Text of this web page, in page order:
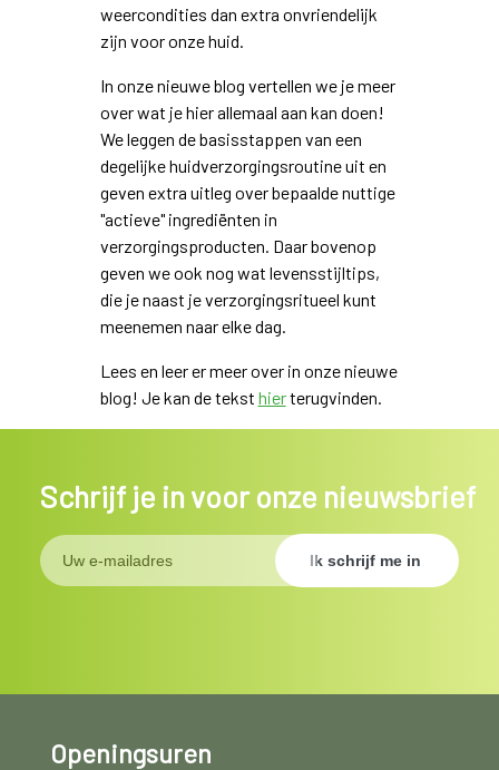
weercondities dan extra onvriendelijk
zijn voor onze huid.
In onze nieuwe blog vertellen we je meer
over wat je hier allemaal aan kan doen!
We leggen de basisstappen van een
degelijke huidverzorgingsroutine uit en
geven extra uitleg over bepaalde nuttige
"actieve" ingrediënten in
verzorgingsproducten. Daar bovenop
geven we ook nog wat levensstijltips,
die je naast je verzorgingsritueel kunt
meenemen naar elke dag.
Lees en leer er meer over in onze nieuwe
blog! Je kan de tekst hierterugvinden.
Schrijf je in voor onze nieuwsbrief
Openingsuren